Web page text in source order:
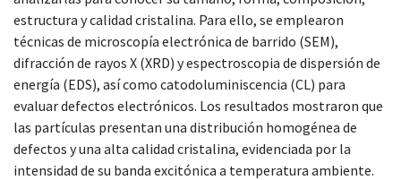
estructura y calidad cristalina. Para ello, se emplearon
técnicas de microscopía electrónica de barrido (SEM),
difracción de rayos X (XRD) y espectroscopia de dispersión de
energía (EDS), así como catodoluminiscencia (CL) para
evaluar defectos electrónicos. Los resultados mostraron que
las partículas presentan una distribución homogénea de
defectos y una alta calidad cristalina, evidenciada por la
intensidad de su banda excitónica a temperatura ambiente.